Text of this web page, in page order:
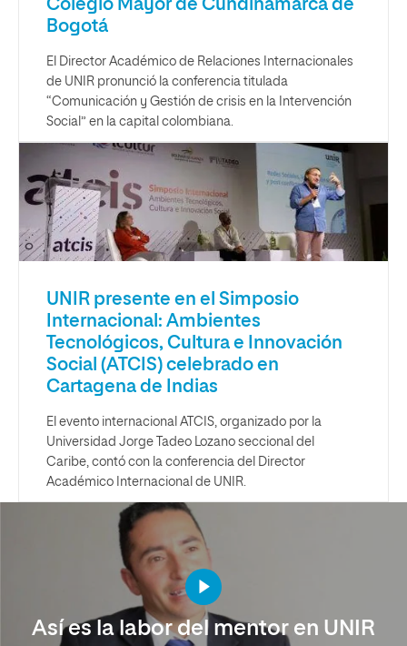
Colegio Mayor de Cundinamarca de
Bogotá
El Director Académico de Relaciones Internacionales
de UNIR pronunció la conferencia titulada
“Comunicación y Gestión de crisis en la Intervención
Social” en la capital colombiana.
UNIR presente en el Simposio
Internacional: Ambientes
Tecnológicos, Cultura e Innovación
Social (ATCIS) celebrado en
Cartagena de Indias
El evento internacional ATCIS, organizado por la
Universidad Jorge Tadeo Lozano seccional del
Caribe, contó con la conferencia del Director
Académico Internacional de UNIR.
Así es la labor del mentor en UNIR